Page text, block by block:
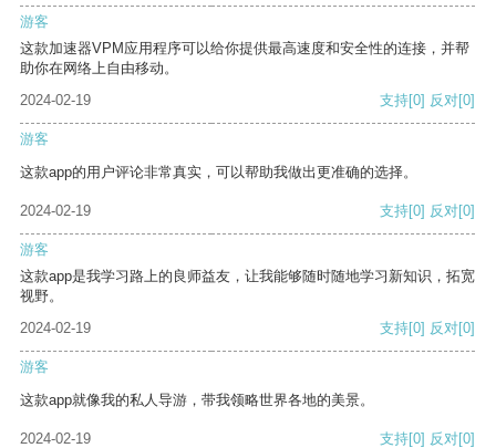
游客
这款加速器VPM应用程序可以给你提供最高速度和安全性的连接，并帮
助你在网络上自由移动。
2024-02-19
支持[0] 反对[0]
游客
这款app的用户评论非常真实，可以帮助我做出更准确的选择。
2024-02-19 支持[0] 反对[0]
游客
这款app是我学习路上的良师益友，让我能够随时随地学习新知识，拓宽
视野。
2024-02-19
支持[0] 反对[0]
游客
这款app就像我的私人导游，带我领略世界各地的美景。
2024-02-19 支持[0] 反对[0]